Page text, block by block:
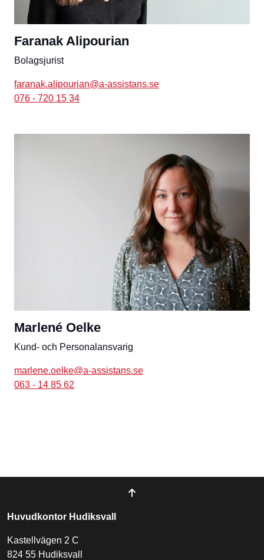
Faranak Alipourian
Bolagsjurist
faranak.alipourian@a-assistans.se
076 - 720 15 34
Marlené Oelke
Kund- och Personalansvarig
marlene.oelke@a-assistans.se
063 - 14 85 62
Huvudkontor Hudiksvall
Kastellvägen 2 C
824 55 Hudiksvall